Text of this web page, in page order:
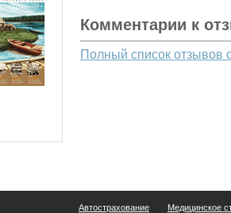
Комментарии к
Полный список отзывов
Автострахование Медицинское